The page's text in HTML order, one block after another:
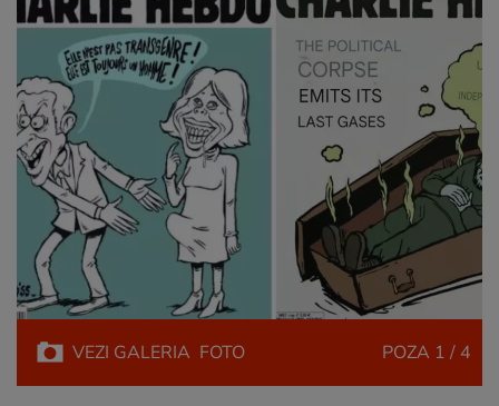
VEZI GALERIA FOTO POZA 1 / 4